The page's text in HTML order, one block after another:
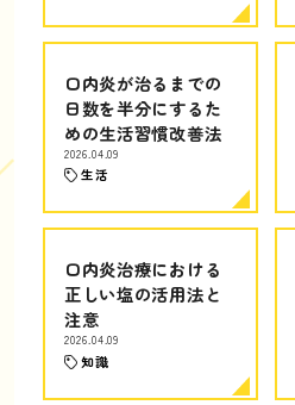
口内炎が治るまでの
日数を半分にするた
めの生活習慣改善法
2026.04.09
生活
口内炎治療における
正しい塩の活用法と
注意
2026.04.09
知識